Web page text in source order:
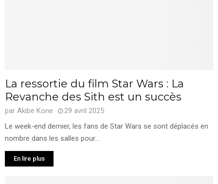
La ressortie du film Star Wars : La
Revanche des Sith est un succès
par Akibe Kone
29 avril 2025
Le week-end dernier, les fans de Star Wars se sont déplacés en
nombre dans les salles pour...
En lire plus